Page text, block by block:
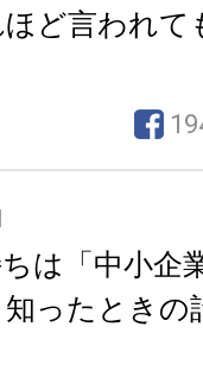
ど言われて
は「中小企
ったときの